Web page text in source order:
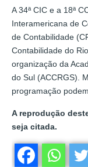
A 34ª CIC e a 18ª
Interamericana de
de Contabilidade
Contabilidade do
organização da
do Sul (ACCRGS).
programação
A reprodução
seja citada.